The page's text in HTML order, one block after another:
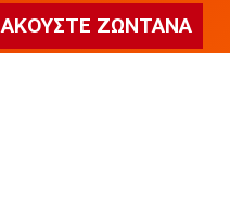
ΑΚΟΎΣΤΕ ΖΩΝΤΑΝΆ